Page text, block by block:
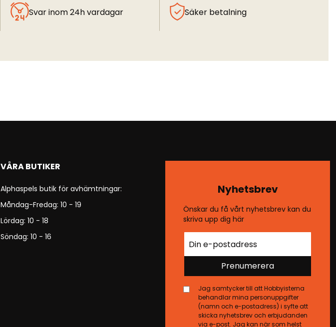
Svar inom 24h vardagar Säker betalning
VÅRA BUTIKER
Alphaspels butik för avhämtningar:
Måndag-Fredag: 10 - 19
Lördag: 10 - 18
Söndag: 10 - 16
Nyhetsbrev
Önskar du få vårt nyhetsbrev kan du
skriva upp dig här
Prenumerera
Jag samtycker till att Hobbyisterna
behandlar mina personuppgifter
(namn och e-postadress) i syfte att
skicka nyhetsbrev och erbjudanden
via e-post. Jag kan när som helst